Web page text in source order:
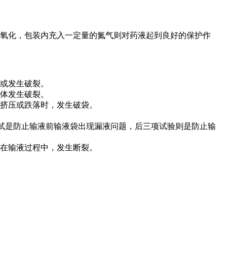
，包装内充入一定量的氮气则对药液起到良好的保护作
发生破裂。
发生破裂。
或跌落时，发生破袋。
防止输液前输液袋出现漏液问题，后三项试验则是防止输
输液过程中，发生断裂。